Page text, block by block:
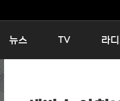
뉴스 TV
인생내컷
라
16:00